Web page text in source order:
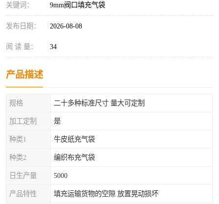
关键词： 9mm阀口填充气袋
发布日期： 2026-08-08
阅 读 量： 34
产品描述
规格 二十多种标准尺寸 量大可定制
加工定制 是
种类1 牛皮纸充气袋
种类2 编织布充气袋
日生产量 5000
产品特性 填充运输货物的空隙 放置晃动损坏